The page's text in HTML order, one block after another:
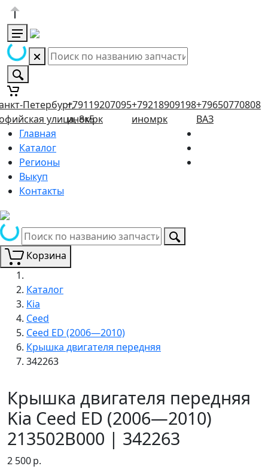
Петербург,
улица, 8к5
+79119207095
иномрк
+79218909198
иномрк
+79650770808
ВАЗ
Главная
Каталог
Регионы
Выкуп
Контакты
Корзина
Каталог
Kia
Ceed
Ceed ED (2006—2010)
Крышка двигателя передняя
342263
Крышка двигателя передняя
Kia Ceed ED (2006—2010)
213502B000 | 342263
2 500р.